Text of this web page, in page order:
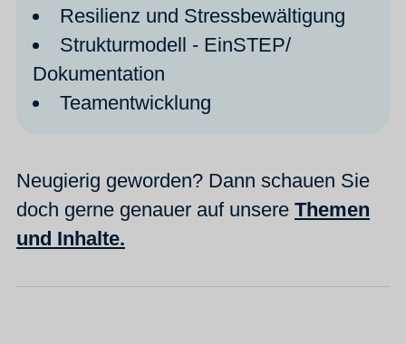
Resilienz und Stressbewältigung
Strukturmodell - EinSTEP/
Dokumentation
Teamentwicklung
Neugierig geworden? Dann schauen Sie
doch gerne genauer auf unsere Themen
und Inhalte.